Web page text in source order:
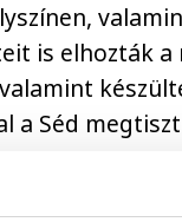
is elhozták a
a Séd
ugyanúgy